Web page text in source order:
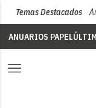
Temas Destacados
ANUARIOS PAPEL